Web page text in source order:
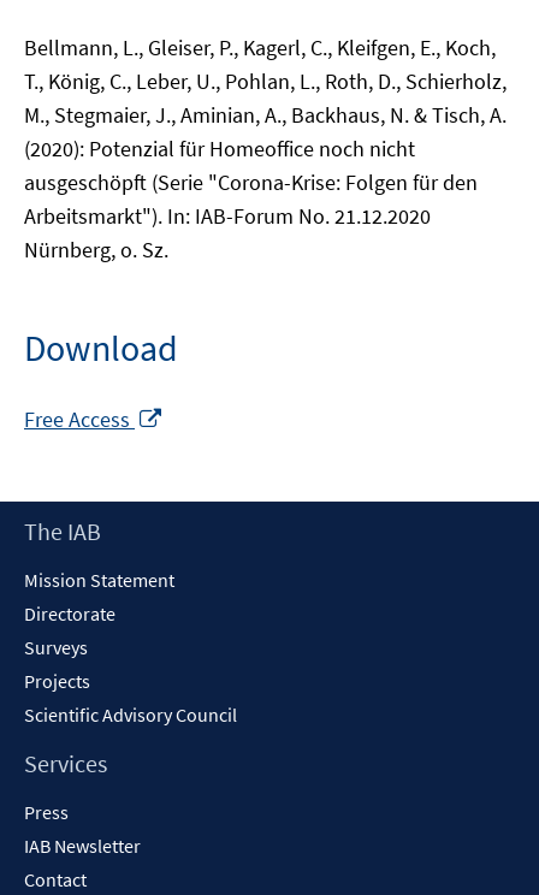
Bellmann, L., Gleiser, P., Kagerl, C., Kleifgen, E., Koch,
T., König, C., Leber, U., Pohlan, L., Roth, D., Schierholz,
M., Stegmaier, J., Aminian, A., Backhaus, N. & Tisch, A.
(2020): Potenzial für Homeoffice noch nicht
ausgeschöpft (Serie "Corona-Krise: Folgen für den
Arbeitsmarkt"). In: IAB-Forum No. 21.12.2020
Nürnberg, o. Sz.
Download
Free Access
new
Footer
The IAB
Mission Statement
Directorate
Surveys
Projects
Scientific Advisory Council
Services
Press
IAB Newsletter
Contact